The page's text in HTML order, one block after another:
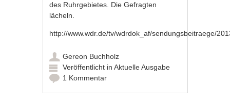
des Ruhrgebietes. Die Gefragten
lächeln.
http://www.wdr.de/tv/wdrdok_af/sendungsbeitraege/
Gereon Buchholz
Veröffentlicht inAktuelle Ausgabe
1 Kommentar